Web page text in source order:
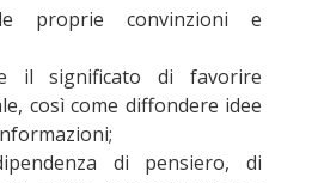
proprie convinzioni e
il significato di favorire
così come diffondere idee
di pensiero, di